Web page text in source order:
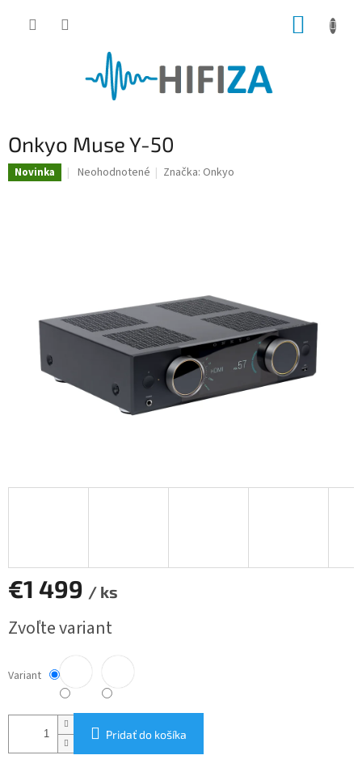
Onkyo Muse Y-50
Novinka
Priemerné
Neohodnotené Značka: Onkyo
€1 499 / ks
cena:
Zvoľte variant
Variant
Pridať do košíka